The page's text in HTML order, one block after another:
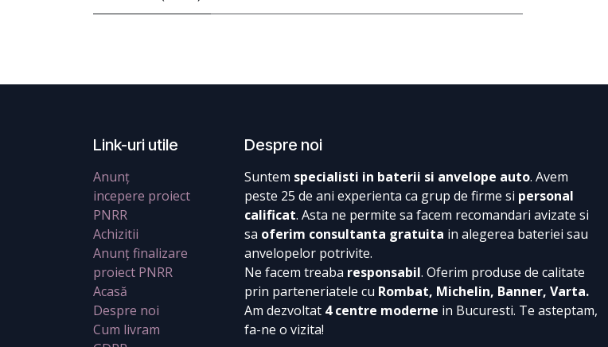
Link-uri utile
Anunț
incepere proiect
PNRR
Achizitii
Anunț finalizare
proiect PNRR
Acasă
Despre noi
Cum livram
Despre noi
Suntem specialisti in baterii si anvelope auto. Avem
peste 25 de ani experienta ca grup de firme si personal
calificat. Asta ne permite sa facem recomandari avizate si
sa oferim consultanta gratuita in alegerea bateriei sau
anvelopelor potrivite.
Ne facem treaba responsabil. Oferim produse de calitate
prin parteneriatele cu Rombat, Michelin, Banner, Varta.
Am dezvoltat 4 centre moderne in Bucuresti. Te asteptam,
fa-ne o vizita!